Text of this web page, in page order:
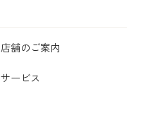
店舗のご案内
サービス